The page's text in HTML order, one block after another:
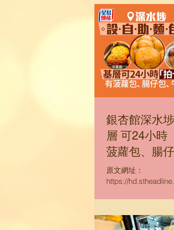
銀杏館深水
層 可24小時
菠蘿包、腸
原文網址：
https://
士而言，確實也是
「銀杏館」就夥拍